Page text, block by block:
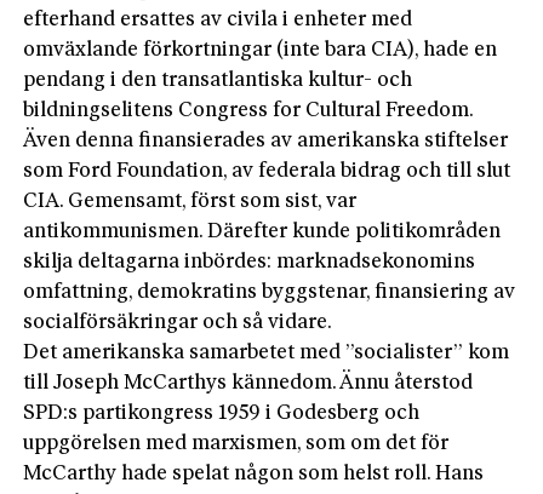
efterhand ersattes av civila i enheter med
omväxlande förkortningar (inte bara CIA), hade en
pendang i den transatlantiska kultur- och
bildningselitens Congress for Cultural Freedom.
Även denna finansierades av amerikanska stiftelser
som Ford Foundation, av federala bidrag och till slut
CIA. Gemensamt, först som sist, var
antikommunismen. Därefter kunde politikområden
skilja deltagarna inbördes: marknadsekonomins
omfattning, demokratins byggstenar, finansiering av
socialförsäkringar och så vidare.
Det amerikanska samarbetet med ”socialister” kom
till Joseph McCarthys kännedom. Ännu återstod
SPD:s partikongress 1959 i Godesberg och
uppgörelsen med marxismen, som om det för
McCarthy hade spelat någon som helst roll. Hans